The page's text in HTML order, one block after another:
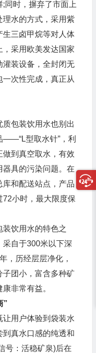
同时，摒弃了市面上
理水的方式，采用紫
三卤甲烷等对人体
采用欧美发达国家
灌装设备，全封闭无
次性完成，真正从
包装饮用水也别出
——“L型取水针”，利
做到真空取水，有效
具的污染问题。在
和配送站点，产品
72小时，最大限度保
饮用水的特色之
自于300米以下深
，历经层层净化，
子团小，富含多种矿
非常有益。
”
用户体验到袋装水
真水口感的纯透和
号：活稳矿泉)后在